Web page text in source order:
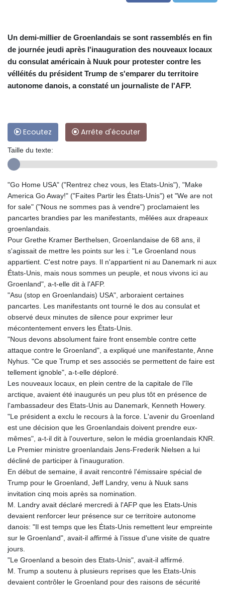
Un demi-millier de Groenlandais se sont rassemblés en fin
de journée jeudi après l'inauguration des nouveaux locaux
du consulat américain à Nuuk pour protester contre les
vélléités du président Trump de s'emparer du territoire
autonome danois, a constaté un journaliste de l'AFP.
Ecoutez Arrête d'écouter
Taille du texte:
"Go Home USA" ("Rentrez chez vous, les Etats-Unis"), "Make
America Go Away!" ("Faites Partir les États-Unis") et "We are not
for sale" ("Nous ne sommes pas à vendre") proclamaient les
pancartes brandies par les manifestants, mêlées aux drapeaux
groenlandais.
Pour Grethe Kramer Berthelsen, Groenlandaise de 68 ans, il
s'agissait de mettre les points sur les i: "Le Groenland nous
appartient. C'est notre pays. Il n'appartient ni au Danemark ni aux
États-Unis, mais nous sommes un peuple, et nous vivons ici au
Groenland", a-t-elle dit à l'AFP.
"Asu (stop en Groenlandais) USA", arboraient certaines
pancartes. Les manifestants ont tourné le dos au consulat et
observé deux minutes de silence pour exprimer leur
mécontentement envers les États-Unis.
"Nous devons absolument faire front ensemble contre cette
attaque contre le Groenland", a expliqué une manifestante, Anne
Nyhus. "Ce que Trump et ses associés se permettent de faire est
tellement ignoble", a-t-elle déploré.
Les nouveaux locaux, en plein centre de la capitale de l'île
arctique, avaient été inaugurés un peu plus tôt en présence de
l'ambassadeur des Etats-Unis au Danemark, Kenneth Howery.
"Le président a exclu le recours à la force. L'avenir du Groenland
est une décision que les Groenlandais doivent prendre eux-
mêmes", a-t-il dit à l'ouverture, selon le média groenlandais KNR.
Le Premier ministre groenlandais Jens-Frederik Nielsen a lui
décliné de participer à l'inauguration.
En début de semaine, il avait rencontré l'émissaire spécial de
Trump pour le Groenland, Jeff Landry, venu à Nuuk sans
invitation cinq mois après sa nomination.
M. Landry avait déclaré mercredi à l'AFP que les Etats-Unis
devaient renforcer leur présence sur ce territoire autonome
danois: "Il est temps que les États-Unis remettent leur empreinte
sur le Groenland", avait-il affirmé à l'issue d'une visite de quatre
jours.
"Le Groenland a besoin des Etats-Unis", avait-il affirmé.
M. Trump a soutenu à plusieurs reprises que les Etats-Unis
devaient contrôler le Groenland pour des raisons de sécurité